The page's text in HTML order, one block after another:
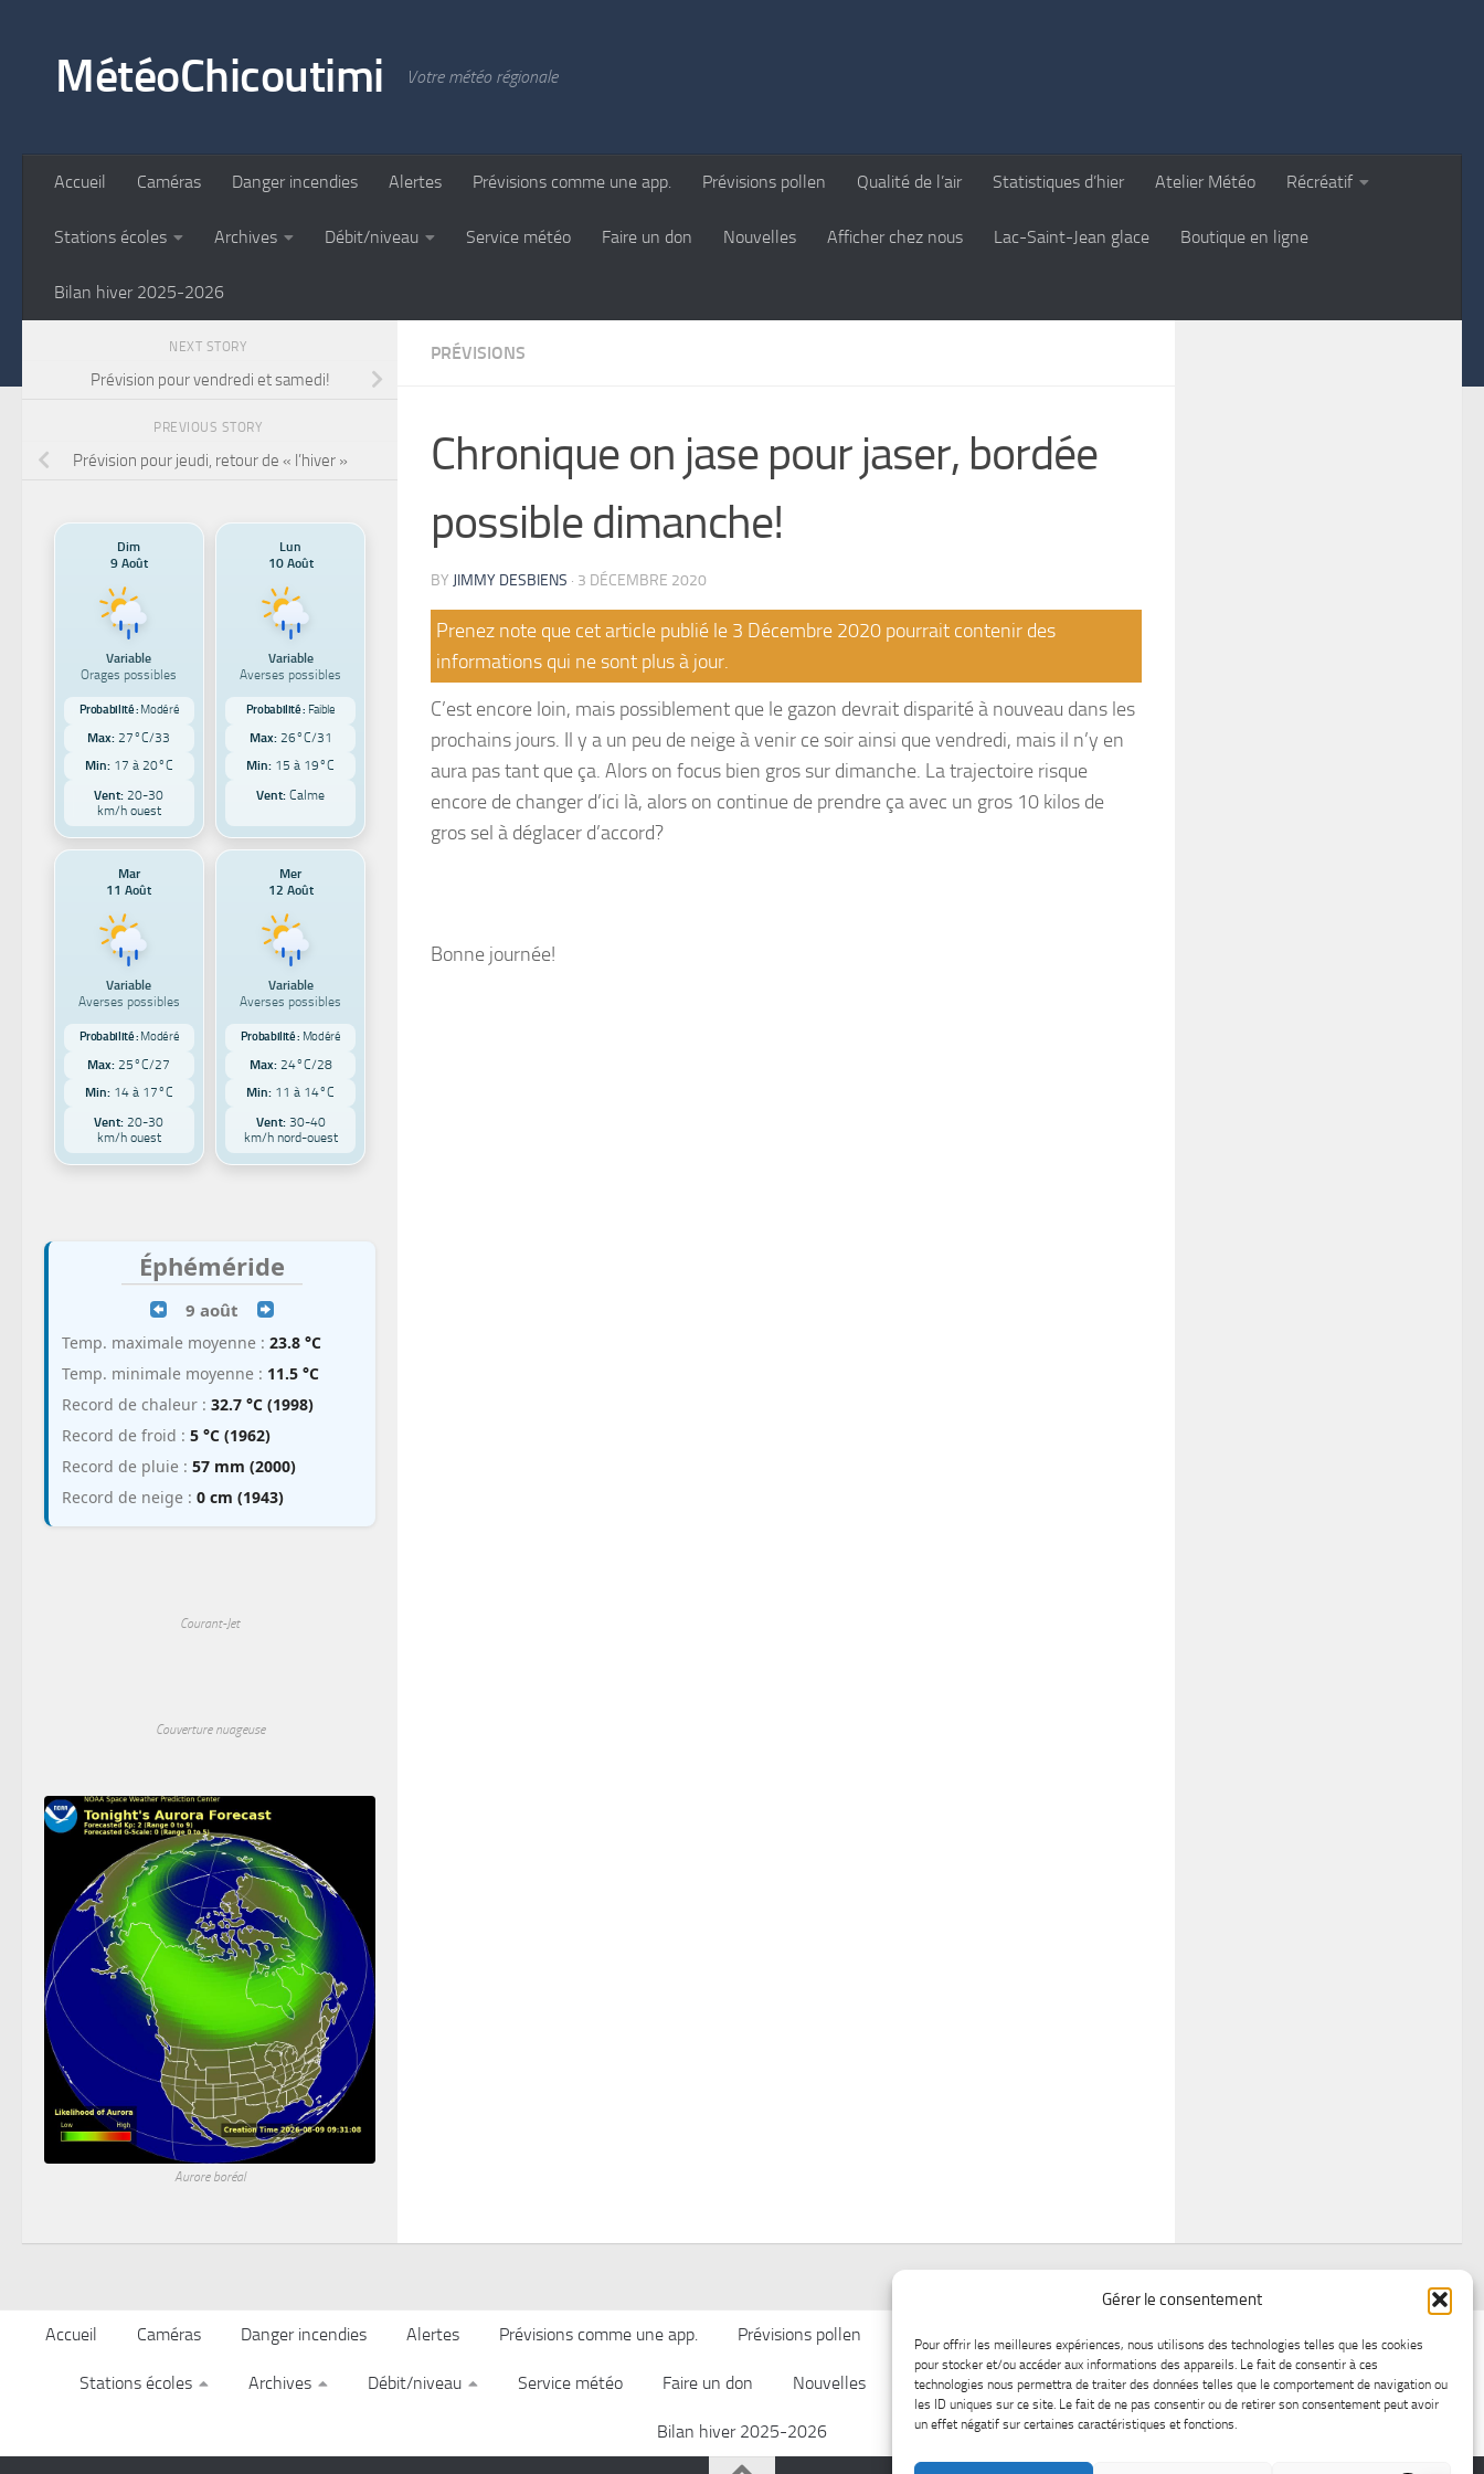
Gérer le consentement
Pour offrir les meilleures expériences, nous utilisons des technologies telles que les cookies
pour stocker et/ou accéder aux informations des appareils. Le fait de consentir à ces
technologies nous permettra de traiter des données telles que le comportement de navigation ou
les ID uniques sur ce site. Le fait de ne pas consentir ou de retirer son consentement peut avoir
un effet négatif sur certaines caractéristiques et fonctions.
MétéoChicoutimi Votre météo régionale
Accueil Caméras Danger incendies Alertes Prévisions comme une app. Prévisions pollen Qualité de l’air Statistiques d’hier Atelier Météo Récréatif
Stations écoles Archives Débit/niveau Service météo Faire un don Nouvelles Afficher chez nous Lac-Saint-Jean glace Boutique en ligne
Bilan hiver 2025-2026
PRÉVISIONS
Chronique on jase pour jaser, bordée
possible dimanche!
BY JIMMY DESBIENS · 3 DÉCEMBRE 2020
Prenez note que cet article publié le 3 Décembre 2020 pourrait contenir des
informations qui ne sont plus à jour.
C’est encore loin, mais possiblement que le gazon devrait disparité à nouveau dans les
prochains jours. Il y a un peu de neige à venir ce soir ainsi que vendredi, mais il n’y en
aura pas tant que ça. Alors on focus bien gros sur dimanche. La trajectoire risque
encore de changer d’ici là, alors on continue de prendre ça avec un gros 10 kilos de
gros sel à déglacer d’accord?
Bonne journée!
NEXT STORY
Prévision pour vendredi et samedi!
PREVIOUS STORY
Prévision pour jeudi, retour de « l’hiver »
Dim
9 Août
Variable
Orages possibles
Probabilité : Modéré
Max: 27°C/33
Min: 17 à 20°C
Vent: 20-30
km/h ouest
Lun
10 Août
Variable
Averses possibles
Probabilité : Faible
Max: 26°C/31
Min: 15 à 19°C
Vent: Calme
Mar
11 Août
Variable
Averses possibles
Probabilité : Modéré
Max: 25°C/27
Min: 14 à 17°C
Vent: 20-30
km/h ouest
Mer
12 Août
Variable
Averses possibles
Probabilité : Modéré
Max: 24°C/28
Min: 11 à 14°C
Vent:30-40
km/h nord-ouest
Éphéméride
9 août
Temp. maximale moyenne : 23.8 °C
Temp. minimale moyenne : 11.5 °C
Record de chaleur : 32.7 °C (1998)
Record de froid : 5 °C (1962)
Record de pluie : 57 mm (2000)
Record de neige : 0 cm (1943)
Courant-Jet
Couverture nuageuse
Aurore boréal
Accueil Caméras Danger incendies Alertes Prévisions comme une app. Prévisions pollen Qualité de l’air Statistiques d’hier Atelier Météo Récréatif
Stations écoles Archives Débit/niveau Service météo Faire un don Nouvelles Afficher chez nous Lac-Saint-Jean glace Boutique en ligne
Bilan hiver 2025-2026